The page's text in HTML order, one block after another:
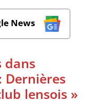
News
dans
Dernières
lensois »